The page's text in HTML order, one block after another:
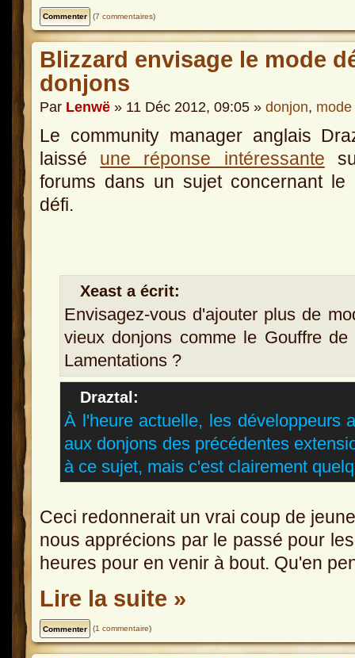
(7 commentaires)
Blizzard envisage le mode
donjons
Par Lenwë » 11 Déc 2012, 09:05 » donjon,
Le community manager anglais
laissé une réponse intéressante
forums dans un sujet concernant le
défi.
Xeast a écrit:
Envisagez-vous d'ajouter plus de
vieux donjons comme le Gouffre
Lamentations ?
Draztal :
À l'heure actuelle, les développeurs
aux donjons des précédentes
à ce sujet, mais c'est clairement
Ceci redonnerait un vrai coup de
nous apprécions par le passé pour
heures pour en venir à bout. Qu'en
Lire la suite »
(1 commentaire)